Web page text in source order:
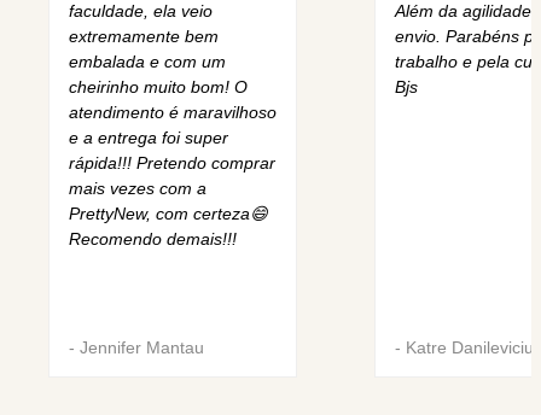
faculdade, ela veio
extremamente bem
embalada e com um
cheirinho muito bom! O
atendimento é maravilhoso
e a entrega foi super
rápida!!! Pretendo comprar
mais vezes com a
PrettyNew, com certeza😄
Recomendo demais!!!
- Jennifer Mantau
Além da agilidade
envio. Parabéns
trabalho e pela
Bjs
- Katre Danilevicius